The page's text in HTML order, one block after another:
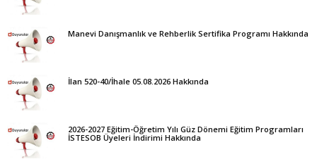
Manevi Danışmanlık ve Rehberlik Sertifika Programı Hakkında
İlan 520-40/İhale 05.08.2026 Hakkında
2026-2027 Eğitim-Öğretim Yılı Güz Dönemi Eğitim Programları
İSTESOB Üyeleri İndirimi Hakkında